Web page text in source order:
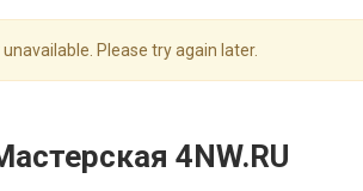
Please try again later.
4NW.RU